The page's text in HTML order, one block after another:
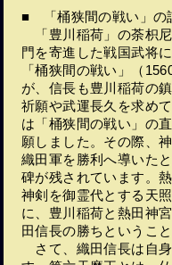
■ 「桶狭間の戦い」の
「豊川稲荷」の荼枳
門を寄進した戦国武将
「桶狭間の戦い」（
が、信長も豊川稲荷の
祈願や武運長久を求め
は「桶狭間の戦い」の
願しました。その際、
織田軍を勝利へ導いた
碑が残されています。
神剣を御霊代とする天
に、豊川稲荷と熱田神
田信長の勝ちというこ
さて、織田信長は自